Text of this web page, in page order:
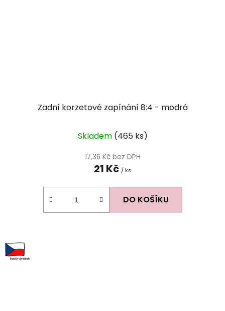
Zadní korzetové zapínání 8:4 - modrá
Skladem (465 ks)
17,36 Kč bez DPH
21 Kč / ks
DO KOŠÍKU